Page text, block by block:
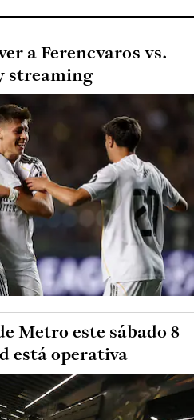
a Ferencvaros vs.
streaming
Metro este sábado 8
está operativa